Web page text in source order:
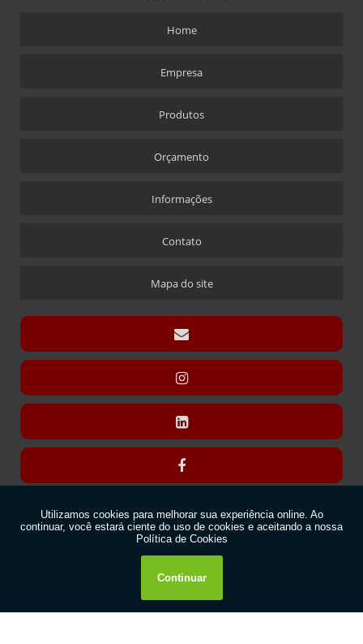
ALFINETE QUE ACOMPANHA CRACHÁ
CÚPULA COM BASE FIXA
CÚPULA EM ACRÍLICO
DISPLAY PARA CARTÃO EXPOSITOR
DISPLAY MODELO “T” SANDUÍCHE EM ACRÍLICO
DISPLAYS L
DISPLAY “L” CÁPSULAS
DISPLAY “L” COM TRILHO PARA NOME
DISPLAY “L” PREÇO
Home
Empresa
Produtos
Orçamento
Informações
Contato
Mapa do site
Copyright © Acrilsid. (Lei 9610 de 19/02/1998)
W3C